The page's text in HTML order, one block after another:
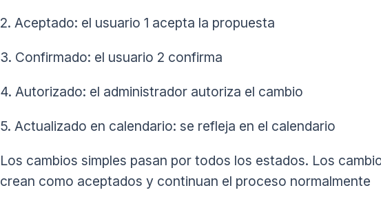
2. Aceptado: el usuario 1 acepta la propuesta
3. Confirmado: el usuario 2 confirma
4. Autorizado: el administrador autoriza el cambio
5. Actualizado en calendario: se refleja en el calendario
Los cambios simples pasan por todos los estados. Los
crean como aceptados y continuan el proceso normalmente